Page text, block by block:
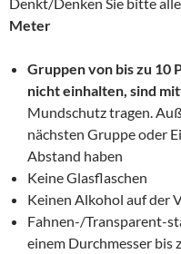
Meter
Gruppen von bis zu 10
nicht einhalten, sind
Mundschutz tragen.
nächsten Gruppe oder
Abstand haben
Keine Glasflaschen
Keinen Alkohol auf der
Fahnen-/Transparent-
einem Durchmesser bis